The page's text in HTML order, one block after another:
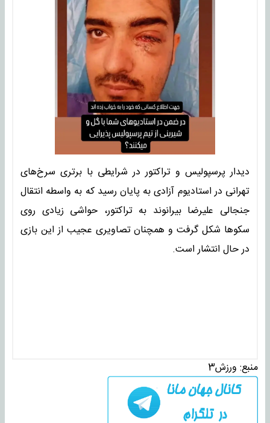
دیدار پرسپولیس و تراکتور در شرایطی با برتری سرخ‌های
تهرانی در استادیوم آزادی به پایان رسید که به واسطه انتقال
جنجالی علیرضا بیرانوند به تراکتور، حواشی زیادی روی
سکوها شکل گرفت و همچنان تصاویری عجیب از این بازی
در حال انتشار است.
منبع: ورزش3